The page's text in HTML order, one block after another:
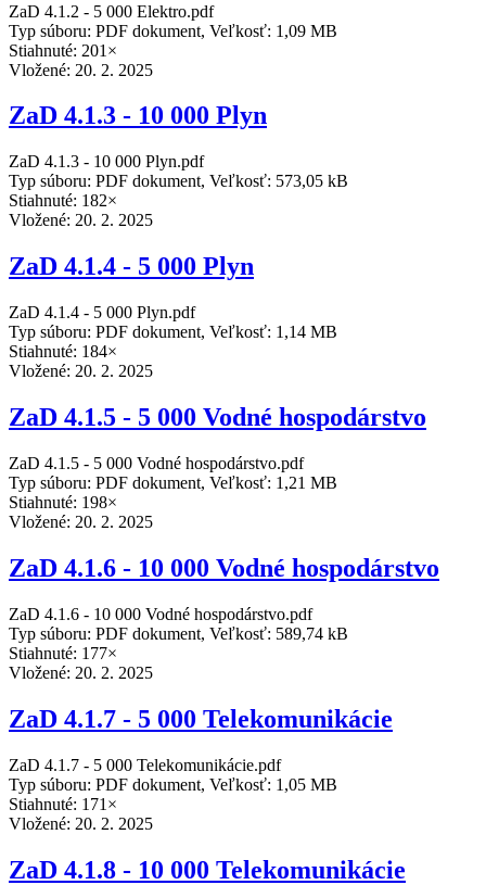
ZaD 4.1.2 - 5 000 Elektro.pdf
Typ súboru: PDF dokument, Veľkosť: 1,09 MB
Stiahnuté: 201×
Vložené: 20. 2. 2025
ZaD 4.1.3 - 10 000 Plyn
ZaD 4.1.3 - 10 000 Plyn.pdf
Typ súboru: PDF dokument, Veľkosť: 573,05 kB
Stiahnuté: 182×
Vložené: 20. 2. 2025
ZaD 4.1.4 - 5 000 Plyn
ZaD 4.1.4 - 5 000 Plyn.pdf
Typ súboru: PDF dokument, Veľkosť: 1,14 MB
Stiahnuté: 184×
Vložené: 20. 2. 2025
ZaD 4.1.5 - 5 000 Vodné hospodárstvo
ZaD 4.1.5 - 5 000 Vodné hospodárstvo.pdf
Typ súboru: PDF dokument, Veľkosť: 1,21 MB
Stiahnuté: 198×
Vložené: 20. 2. 2025
ZaD 4.1.6 - 10 000 Vodné hospodárstvo
ZaD 4.1.6 - 10 000 Vodné hospodárstvo.pdf
Typ súboru: PDF dokument, Veľkosť: 589,74 kB
Stiahnuté: 177×
Vložené: 20. 2. 2025
ZaD 4.1.7 - 5 000 Telekomunikácie
ZaD 4.1.7 - 5 000 Telekomunikácie.pdf
Typ súboru: PDF dokument, Veľkosť: 1,05 MB
Stiahnuté: 171×
Vložené: 20. 2. 2025
ZaD 4.1.8 - 10 000 Telekomunikácie